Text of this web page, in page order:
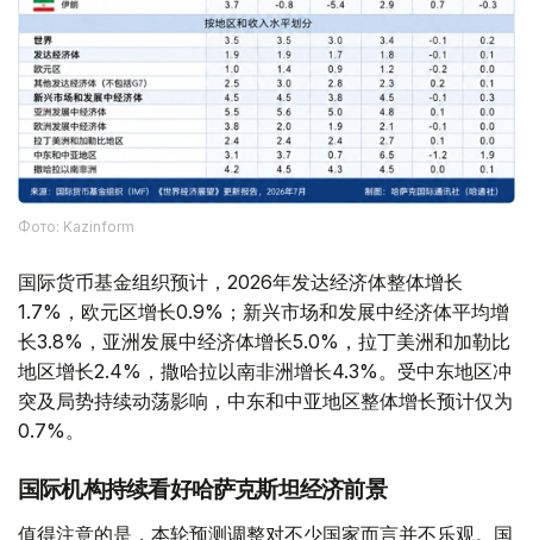
Фото: Kazinform
国际货币基金组织预计，2026年发达经济体整体增长
1.7%，欧元区增长0.9%；新兴市场和发展中经济体平均增
长3.8%，亚洲发展中经济体增长5.0%，拉丁美洲和加勒比
地区增长2.4%，撒哈拉以南非洲增长4.3%。受中东地区冲
突及局势持续动荡影响，中东和中亚地区整体增长预计仅为
0.7%。
国际机构持续看好哈萨克斯坦经济前景
值得注意的是，本轮预测调整对不少国家而言并不乐观。国